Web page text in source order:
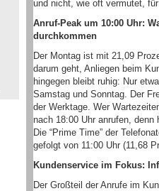
und nicht, wie oft vermutet,
Anruf-Peak um 10:00 Uhr:
durchkommen
Der Montag ist mit 21,09
darum geht, Anliegen beim
hingegen bleibt ruhig: Nur
Samstag und Sonntag. Der
der Werktage. Wer
nach 18:00 Uhr anrufen,
Die “Prime Time” der
gefolgt von 11:00 Uhr (11,68
Kundenservice im Fokus:
Der Großteil der Anrufe im